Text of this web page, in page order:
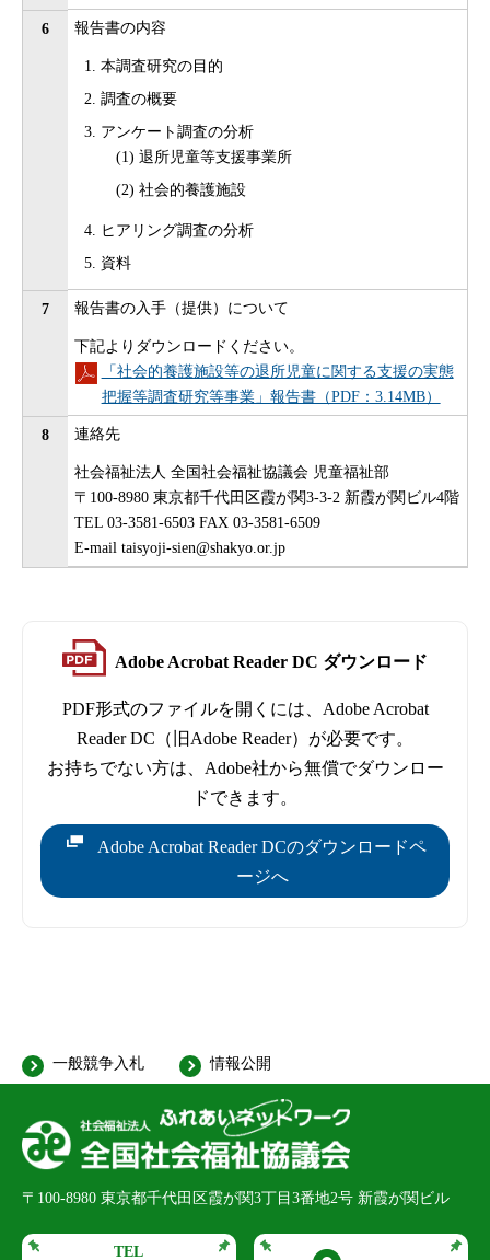
6 報告書の内容
本調査研究の目的
調査の概要
アンケート調査の分析
(1) 退所児童等支援事業所
(2) 社会的養護施設
ヒアリング調査の分析
資料
7 報告書の入手（提供）について
下記よりダウンロードください。
「社会的養護施設等の退所児童に関する支援の実態
把握等調査研究等事業」報告書（PDF：3.14MB）
8 連絡先
社会福祉法人 全国社会福祉協議会 児童福祉部
〒100-8980 東京都千代田区霞が関3-3-2 新霞が関ビル4階
TEL 03-3581-6503 FAX 03-3581-6509
E-mail taisyoji-sien@shakyo.or.jp
Adobe Acrobat Reader DC ダウンロード
PDF形式のファイルを開くには、Adobe Acrobat
Reader DC（旧Adobe Reader）が必要です。
お持ちでない方は、Adobe社から無償でダウンロー
ドできます。
Adobe Acrobat Reader DCのダウンロードペ
ージへ
一般競争入札 情報公開
〒100-8980 東京都千代田区霞が関3丁目3番地2号 新霞が関ビル
TEL